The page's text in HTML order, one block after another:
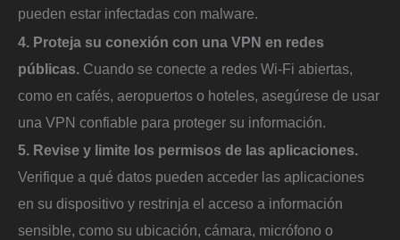
pueden estar infectadas con malware.
4. Proteja su conexión con una VPN en redes
públicas. Cuando se conecte a redes Wi-Fi abiertas,
como en cafés, aeropuertos o hoteles, asegúrese de usar
una VPN confiable para proteger su información.
5. Revise y limite los permisos de las aplicaciones.
Verifique a qué datos pueden acceder las aplicaciones
en su dispositivo y restrinja el acceso a información
sensible, como su ubicación, cámara, micrófono o